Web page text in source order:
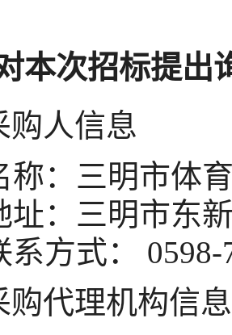
本次招标提出
购人信息
称： 三明市体
址： 三明市东
系方式：
0598-
购代理机构信